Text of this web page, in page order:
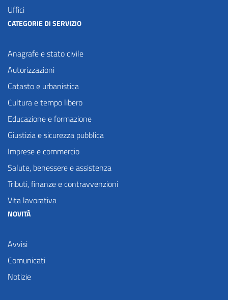
Uffici
CATEGORIE DI SERVIZIO
Anagrafe e stato civile
Autorizzazioni
Catasto e urbanistica
Cultura e tempo libero
Educazione e formazione
Giustizia e sicurezza pubblica
Imprese e commercio
Salute, benessere e assistenza
Tributi, finanze e contravvenzioni
Vita lavorativa
NOVITÀ
Avvisi
Comunicati
Notizie